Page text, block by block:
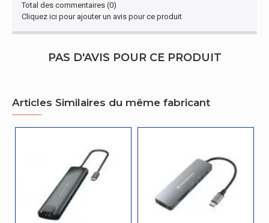
Emballage
Type
d'origine
Chine
HUBBIES16G
Contenu de l'emballage
Quantité par
Total des commentaires (0)
Cliquez ici pour ajouter un avis pour ce produit
PAS D'AVIS POUR CE PRODUIT
Articles Similaires du même fabricant